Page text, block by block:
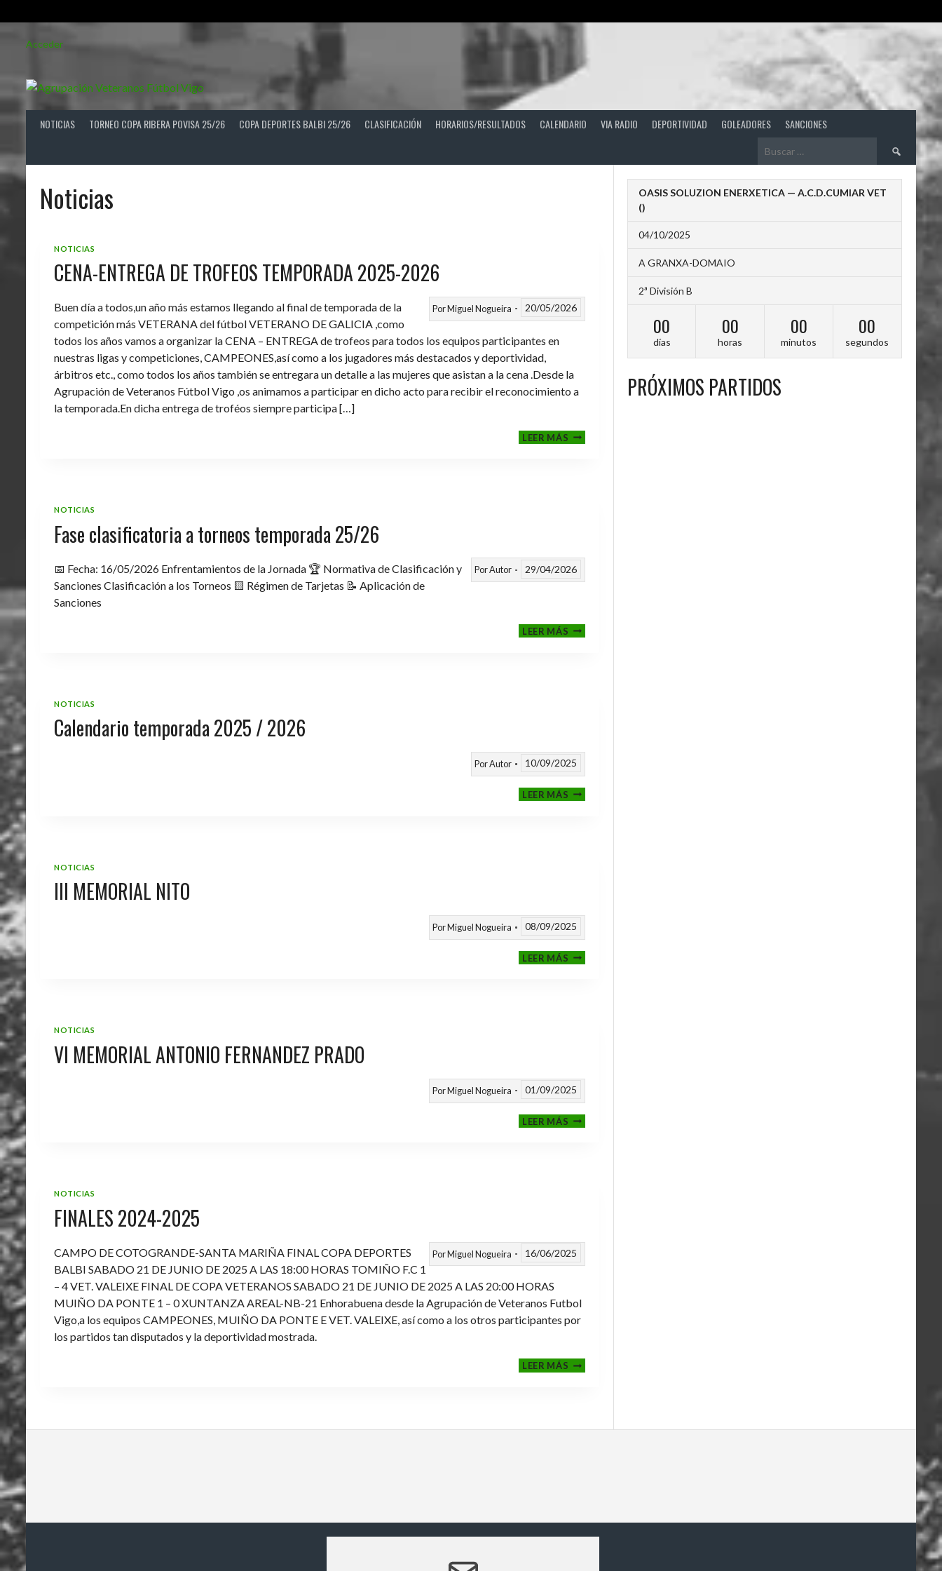
Acceder
NOTICIAS TORNEO COPA RIBERA POVISA 25/26 COPA DEPORTES BALBI 25/26 CLASIFICACIÓN HORARIOS/RESULTADOS CALENDARIO VIA RADIO DEPORTIVIDAD GOLEADORES SANCIONES
Buscar:
Noticias
NOTICIAS
CENA-ENTREGA DE TROFEOS TEMPORADA 2025-2026
PorMiguel Nogueira 20/05/2026
Buen día a todos,un año más estamos llegando al final de temporada de la
competición más VETERANA del fútbol VETERANO DE GALICIA ,como
todos los años vamos a organizar la CENA – ENTREGA de trofeos para todos los equipos participantes en
nuestras ligas y competiciones, CAMPEONES,así como a los jugadores más destacados y deportividad,
árbitros etc., como todos los años también se entregara un detalle a las mujeres que asistan a la cena .Desde la
Agrupación de Veteranos Fútbol Vigo ,os animamos a participar en dicho acto para recibir el reconocimiento a
la temporada.En dicha entrega de troféos siempre participa […]
LEER MÁSCENA-
ENTREGA
NOTICIAS
Fase clasificatoria a torneos temporada 25/26
PorAutor 29/04/2026
📅 Fecha: 16/05/2026 Enfrentamientos de la Jornada 🏆 Normativa de Clasificación y
Sanciones Clasificación a los Torneos 🟨 Régimen de Tarjetas 📝 Aplicación de
Sanciones
LEER MÁSFASE
CLASIFICATORIA
NOTICIAS
Calendario temporada 2025 / 2026
PorAutor 10/09/2025
LEER MÁSCALENDARIO
TEMPORADA
NOTICIAS
III MEMORIAL NITO
PorMiguel Nogueira 08/09/2025
LEER MÁSIII
MEMORIAL
NOTICIAS
VI MEMORIAL ANTONIO FERNANDEZ PRADO
PorMiguel Nogueira 01/09/2025
LEER MÁSVI
MEMORIAL
NOTICIAS
FINALES 2024-2025
PorMiguel Nogueira 16/06/2025
CAMPO DE COTOGRANDE-SANTA MARIÑA FINAL COPA DEPORTES
BALBI SABADO 21 DE JUNIO DE 2025 A LAS 18:00 HORAS TOMIÑO F.C 1
– 4 VET. VALEIXE FINAL DE COPA VETERANOS SABADO 21 DE JUNIO DE 2025 A LAS 20:00 HORAS
MUIÑO DA PONTE 1 – 0 XUNTANZA AREAL-NB-21 Enhorabuena desde la Agrupación de Veteranos Futbol
Vigo,a los equipos CAMPEONES, MUIÑO DA PONTE E VET. VALEIXE, así como a los otros participantes por
los partidos tan disputados y la deportividad mostrada.
LEER MÁSFINALES
2024-
OASIS SOLUZION ENERXETICA — A.C.D.CUMIAR VET
()
04/10/2025
A GRANXA-DOMAIO
2ª División B
00
días
00
horas
00
minutos
00
segundos
PRÓXIMOS PARTIDOS